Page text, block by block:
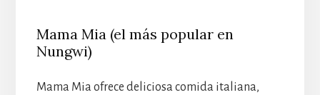
Mama Mia (el más popular en
Nungwi)
Mama Mia ofrece deliciosa comida italiana,